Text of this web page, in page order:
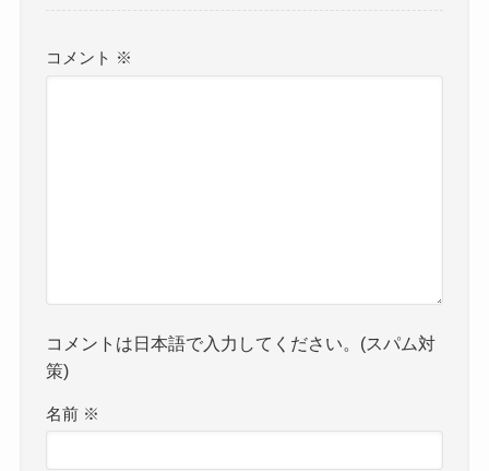
コメント ※
コメントは日本語で入力してください。(スパム対
策)
名前 ※